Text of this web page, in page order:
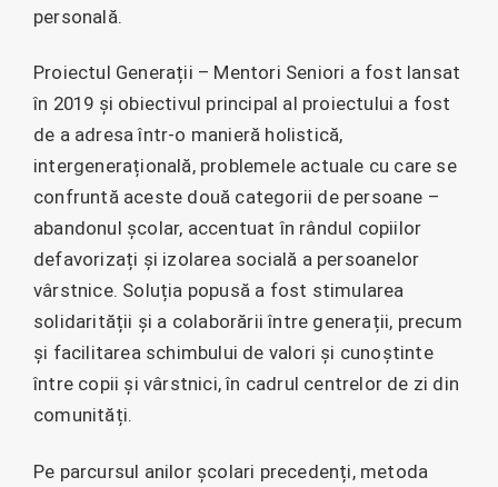
personală.
Proiectul Generații – Mentori Seniori a fost lansat
în 2019 și obiectivul principal al proiectului a fost
de a adresa într-o manieră holistică,
intergenerațională, problemele actuale cu care se
confruntă aceste două categorii de persoane –
abandonul școlar, accentuat în rândul copiilor
defavorizați și izolarea socială a persoanelor
vârstnice. Soluția popusă a fost stimularea
solidarității și a colaborării între generații, precum
și facilitarea schimbului de valori și cunoștinte
între copii și vârstnici, în cadrul centrelor de zi din
comunități.
Pe parcursul anilor școlari precedenți, metoda